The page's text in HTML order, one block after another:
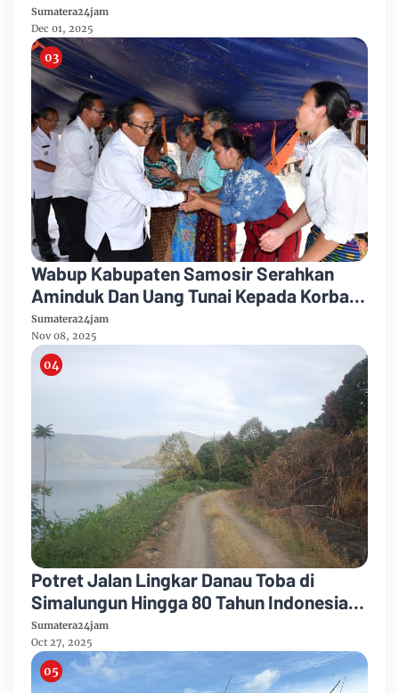
Sumatera24jam
Dec 01, 2025
Wabup Kabupaten Samosir Serahkan
Aminduk Dan Uang Tunai Kepada Korban
Kebakaran Desa Sidaji
Sumatera24jam
Nov 08, 2025
Potret Jalan Lingkar Danau Toba di
Simalungun Hingga 80 Tahun Indonesia
Merdeka
Sumatera24jam
Oct 27, 2025